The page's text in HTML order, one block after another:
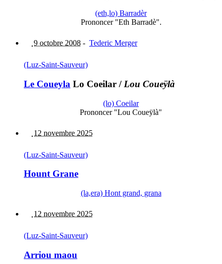
(eth,lo) Barradèr
Prononcer "Eth Barradè".
9 octobre 2008 - Tederic Merger
(Luz-Saint-Sauveur)
Le Coueyla Lo Coeilar / Lou Coueÿlà
(lo) Coeilar
Prononcer "Lou Coueÿlà"
12 novembre 2025
(Luz-Saint-Sauveur)
Hount Grane
(la,era) Hont grand, grana
12 novembre 2025
(Luz-Saint-Sauveur)
Arriou maou